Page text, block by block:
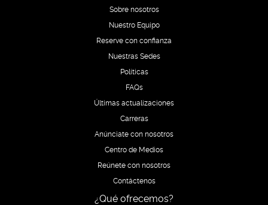
Sobre nosotros
Nuestro Equipo
Reserve con confianza
Nuestras Sedes
Políticas
FAQs
Últimas actualizaciones
Carreras
Anúnciate con nosotros
Centro de Medios
Reúnete con nosotros
Contáctenos
¿Qué ofrecemos?